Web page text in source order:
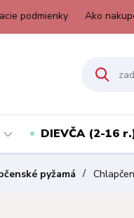
podmienky Ako
DIEVČA (2-16
pyžamá